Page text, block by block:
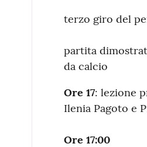
terzo giro del
partita
da calcio
Ore 17: lezione
Ilenia Pagoto e
Ore 17:00